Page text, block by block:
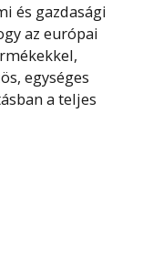
és gazdasági
az európai
egységes
a teljes